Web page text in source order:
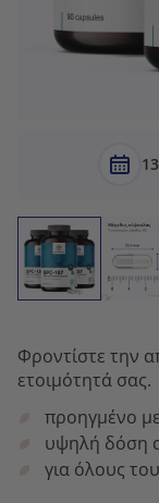
Φροντίστε την
ετοιμότητά σας.
προηγμένο
υψηλή δόση
για όλους